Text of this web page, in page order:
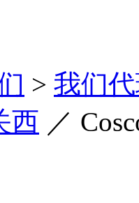
> 我们
西 ／